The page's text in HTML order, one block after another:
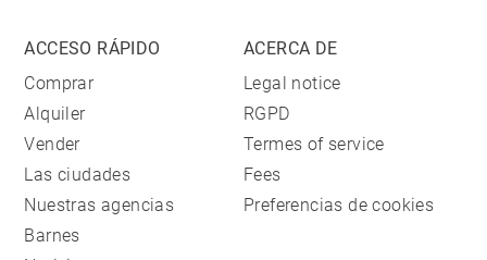
ACCESO RÁPIDO
Comprar
Alquiler
Vender
Las ciudades
Nuestras agencias
Barnes
ACERCA DE
Legal notice
RGPD
Termes of service
Fees
Preferencias de cookies